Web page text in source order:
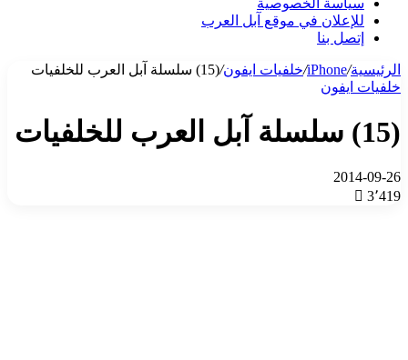
سياسة الخصوصية
للإعلان في موقع آبل العرب
إتصل بنا
الرئيسية/
iPhone
/خلفيات ايفون/(15) سلسلة آبل العرب للخلفيات
خلفيات ايفون
(15) سلسلة آبل العرب للخلفيات
2014-09-26
3٬419